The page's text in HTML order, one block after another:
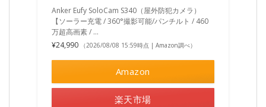
Anker Eufy SoloCam S340（屋外防犯カメラ）
【ソーラー充電 / 360°撮影可能/パンチルト / 460
万超高画素 / …
¥24,990
（2026/08/08 15:59時点 | Amazon調べ）
Amazon
楽天市場